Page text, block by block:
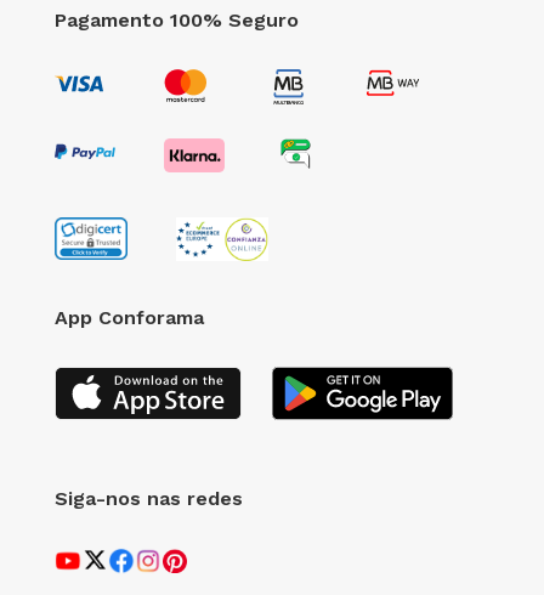
Pagamento 100% Seguro
App Conforama
Siga-nos nas redes